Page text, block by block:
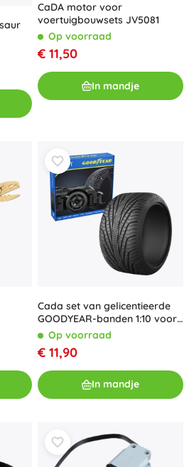
CaDA motor voor
voertuigbouwsets JV5081
Op voorraad
€ 11,50
In mandje
Cada set van gelicentieerde
GOODYEAR-banden 1:10 voor
RC- en statische modellen, 4
stuks
Op voorraad
€ 11,90
In mandje